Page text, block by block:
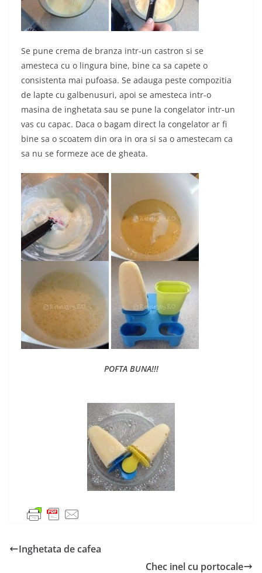
Se pune crema de branza intr-un castron si se
amesteca cu o lingura bine, bine ca sa capete o
consistenta mai pufoasa. Se adauga peste compozitia
de lapte cu galbenusuri, apoi se amesteca intr-o
masina de inghetata sau se pune la congelator intr-un
vas cu capac. Daca o bagam direct la congelator ar fi
bine sa o scoatem din ora in ora si sa o amestecam ca
sa nu se formeze ace de gheata.
POFTA BUNA!!!
Inghetata de cafea
Chec inel cu portocale